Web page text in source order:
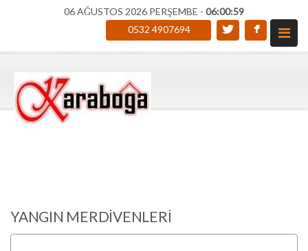
06 AĞUSTOS 2026 PERŞEMBE - 06:00:59
0532 4907694
YANGIN MERDİVENLERİ